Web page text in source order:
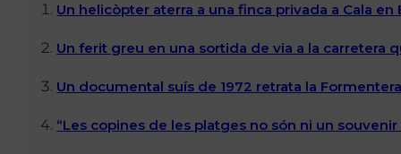
Un helicòpter aterra a una finca privada a Cala
Un ferit greu en una sortida de via a la carretera
Un documental suís de 1972 retrata la
“Les copines de les platges no són ni un